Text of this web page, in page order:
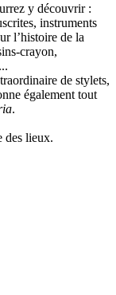
y découvrir :
instruments
l’histoire de la
crayon,
de stylets,
également tout
.
des lieux.